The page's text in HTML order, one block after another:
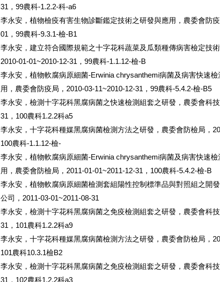
31，99農科-1.2.2-科-a6
李永安，植物檢疫有害生物診斷鑑定技術之研發與應用，農委會防
01，99農科-9.3.1-檢-B1
李永安，建立符合國際規範之十字花科蔬菜及瓜類種傳病害檢定技
2010-01-01~2010-12-31，99農科-1.1.12-檢-B
李永安，植物軟腐病原細菌-Erwinia chrysanthemi病菌及病害快速
用，農委會防疫局，2010-03-11~2010-12-31，99農科-5.4.2-檢-B5
李永安，檢測十字花科黑腐病菌之快速檢測組套之研發，農委會科
31，100農科1.2.2科a5
李永安，十字花科種媒黑腐病菌檢測方法之研發，農委會防檢局，
100農科-1.1.12-檢-
李永安，植物軟腐病原細菌-Erwinia chrysanthemi病菌及病害快速
用，農委會防檢局，2011-01-01~2011-12-31，100農科-5.4.2-檢-B
李永安，植物軟腐病原細菌檢測套組陽性控制標準品與對照組之開
公司，2011-03-01~2011-08-31
李永安，檢測十字花科黑腐病菌之免疫檢測組套之研發，農委會科
31，101農科1.2.2科a9
李永安，十字花科種媒黑腐病菌檢測方法之研發，農委會防檢局，
101農科10.3.1檢B2
李永安，檢測十字花科黑腐病菌之免疫檢測組套之研發，農委會科
31，102農科1.2.2科a3